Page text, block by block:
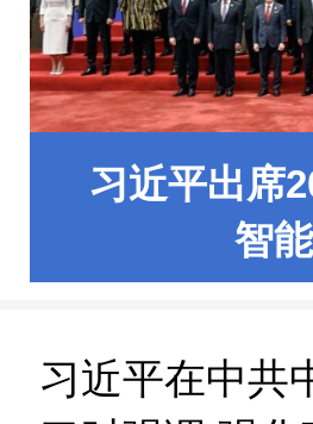
习近平出席
智
习近平在中共